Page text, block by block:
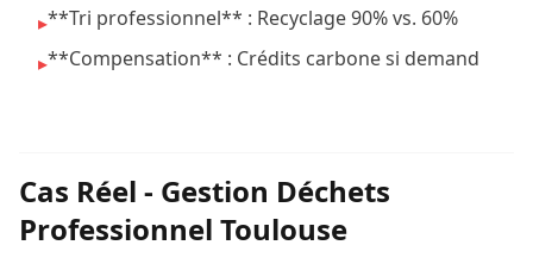
▸**Tri professionnel** : Recyclage 90% vs. 60%
▸**Compensation** : Crédits carbone si demand
Cas Réel - Gestion Déchets
Professionnel Toulouse